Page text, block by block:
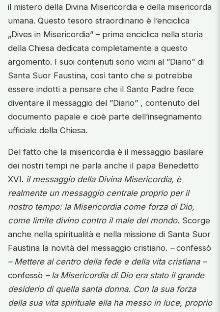
il mistero della Divina Misericordia e della misericorda
umana. Questo tesoro straordinario è l’enciclica
„Dives in Misericordia” – prima enciclica nella storia
della Chiesa dedicata completamente a questo
argomento. I suoi contenuti sono vicini al ”Diario” di
Santa Suor Faustina, così tanto che si potrebbe
essere indotti a pensare che il Santo Padre fece
diventare il messaggio del ”Diario” , contenuto del
documento papale e cioè parte dell’insegnamento
ufficiale della Chiesa.
Del fatto che la misericordia è il messaggio basilare
dei nostri tempi ne parla anche il papa Benedetto
XVI. il messaggio della Divina Misericordia, è
realmente un messaggio centrale proprio per il
nostro tempo: la Misericordia come forza di Dio,
come limite divino contro il male del mondo. Scorge
anche nella spiritualità e nella missione di Santa Suor
Faustina la novità del messaggio cristiano. –confessò
– Mettere al centro della fede e della vita cristiana –
confessò – la Misericordia di Dio era stato il grande
desiderio di quella santa donna. Con la sua forza
della sua vita spirituale ella ha messo in luce, proprio